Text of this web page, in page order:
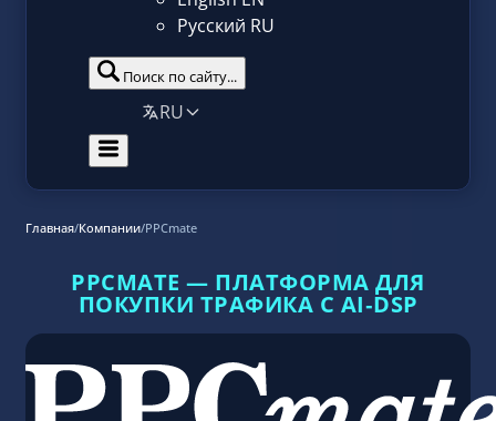
Русский RU
Поиск по сайту...
RU
Главная/Компании/PPCmate
PPCMATE — ПЛАТФОРМА ДЛЯ
ПОКУПКИ ТРАФИКА С AI‑DSP